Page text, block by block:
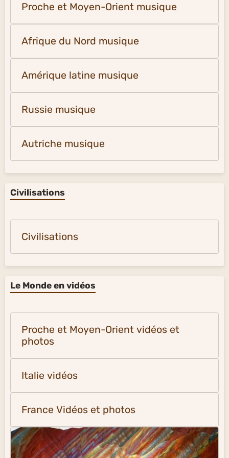
Proche et Moyen-Orient musique
Afrique du Nord musique
Amérique latine musique
Russie musique
Autriche musique
Civilisations
Civilisations
Le Monde en vidéos
Proche et Moyen-Orient vidéos et
photos
Italie vidéos
France Vidéos et photos